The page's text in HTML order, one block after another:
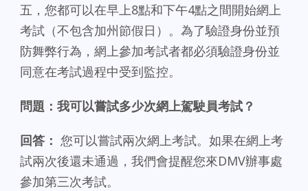
五，您都可以在早上8點和下午4點之間開始網上
考試（不包含加州節假日）。為了驗證身份並預
防舞弊行為，網上參加考試者都必須驗證身份並
同意在考試過程中受到監控。
問題：我可以嘗試多少次網上駕駛員考試？
回答： 您可以嘗試兩次網上考試。如果在網上考
試兩次後還未通過，我們會提醒您來DMV辦事處
參加第三次考試。